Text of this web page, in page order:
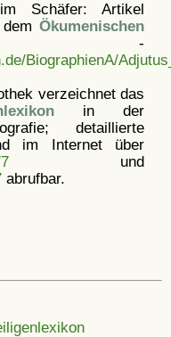
Schäfer: Artikel
Ökumenischen
BiographienA/
verzeichnet das
in der
detaillierte
im Internet über
und
abrufbar.